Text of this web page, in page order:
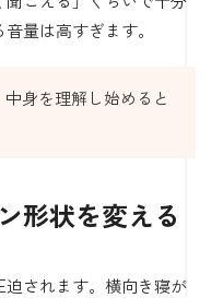
量は高すぎます。
身を理解し始めると
形状を変える
されます。横向き寝が